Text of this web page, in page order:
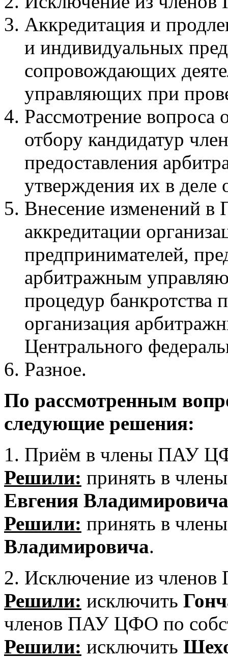
Аккредитация и
и индивидуальных
сопровождающих
управляющих при
Рассмотрение вопроса
отбору кандидатур
предоставления
утверждения их в деле
Внесение изменений в
аккредитации
предпринимателей,
арбитражным
процедур
организация
Центрального
Разное.
По рассмотренным
следующие решения:
1. Приём в члены ПАУ
Решили: принять в
Евгения Владимировича
Решили: принять в
Владимировича.
2. Исключение из
Решили: исключить
членов ПАУ ЦФО по
Решили: исключить